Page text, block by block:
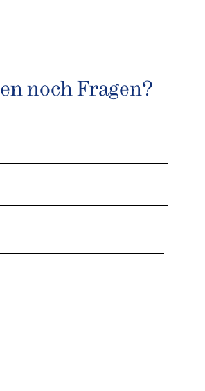
noch Fragen?